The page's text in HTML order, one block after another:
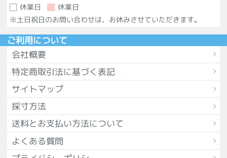
休業日
休業日
※土日祝日のお問い合わせは、お休みさせていただきます。
ご利用について
会社概要
特定商取引法に基づく表記
サイトマップ
採寸方法
送料とお支払い方法について
よくある質問